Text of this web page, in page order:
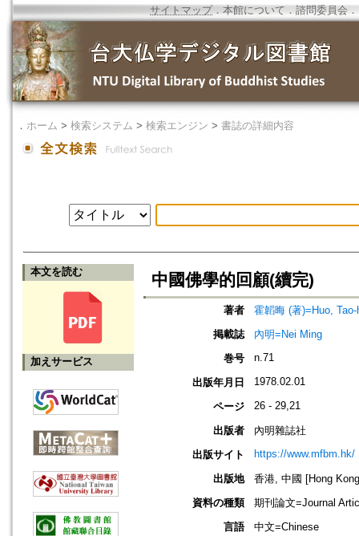
サイトマップ．本館について ． 諮問委員会 ．
． ホーム > 検索システム > 検索エンジン > 書誌の詳細内容
本文を読む
加えサービス
中國佛學的回顧(續完)
著者
霍韜晦 (著)=Huo,
掲載誌
內明=Nei Ming
巻号
n.71
出版年月日 1978.02.01
ページ 26 - 29,21
出版者
內明雜誌社
出版サイト
https://www.mfbm.hk/
出版地
香港, 中國 [Hong
資料の種類
期刊論文=Journal
言語
中文=Chinese